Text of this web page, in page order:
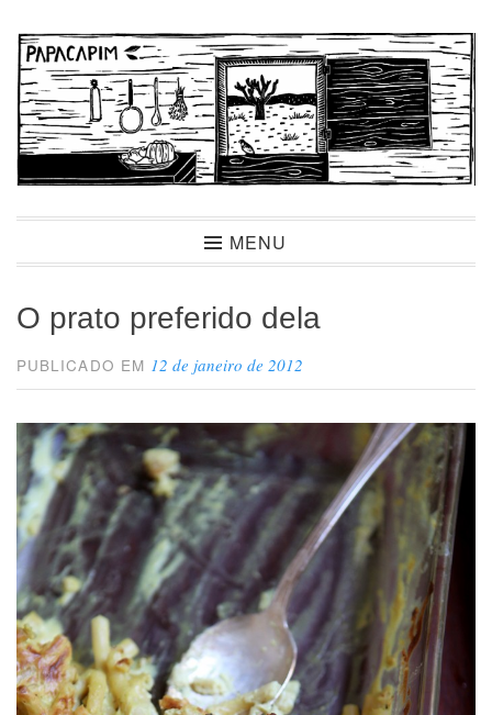
para
conteúdo
PapacapimMENU
O prato preferido dela
PUBLICADO EM 12 de janeiro de 2012